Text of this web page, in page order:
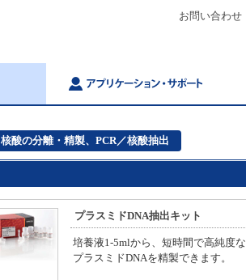
お問い合わせ
核酸の分離・精製、PCR／核酸抽出
プラスミドDNA抽出キット
培養液1‐5mlから、短時間で高純度な
プラスミドDNAを精製できます。